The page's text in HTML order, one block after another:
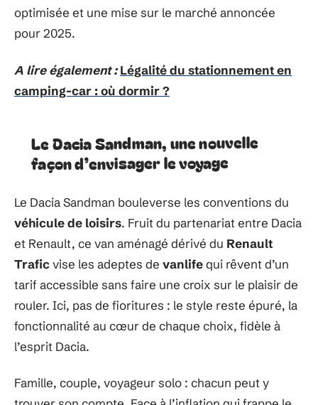
optimisée et une mise sur le marché annoncée
pour 2025.
A lire également : Légalité du stationnement en
camping-car : où dormir ?
Le Dacia Sandman, une nouvelle
façon d’envisager le voyage
Le Dacia Sandman bouleverse les conventions du
véhicule de loisirs. Fruit du partenariat entre Dacia
et Renault, ce van aménagé dérivé du Renault
Traficvise les adeptes de vanlifequi rêvent d’un
tarif accessible sans faire une croix sur le plaisir de
rouler. Ici, pas de fioritures : le style reste épuré, la
fonctionnalité au cœur de chaque choix, fidèle à
l’esprit Dacia.
Famille, couple, voyageur solo : chacun peut y